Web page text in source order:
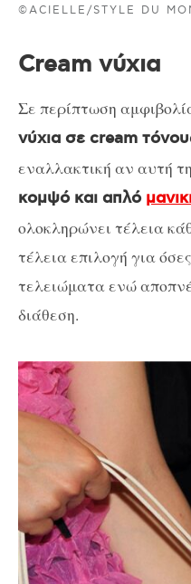
©ACIELLE/STYLE DU
Cream νύχια
Σε περίπτωση
νύχια σε cream
εναλλακτική αν αυτή
κομψό και απλό
ολοκληρώνει τέλεια
τέλεια επιλογή για
τελειώματα ενώ
διάθεση.